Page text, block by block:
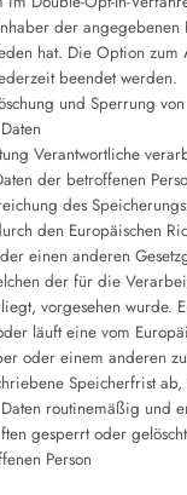
der angegebenen
hat. Die Option zum
beendet werden.
und Sperrung von
Verantwortliche
der betroffenen
des
den Europäischen
einen anderen
der für die
vorgesehen wurde.
läuft eine vom
oder einem anderen
Speicherfrist
routinemäßig und
gesperrt oder
Person